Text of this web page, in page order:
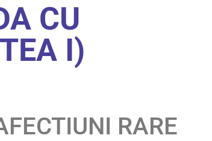
CU
I)
RARE